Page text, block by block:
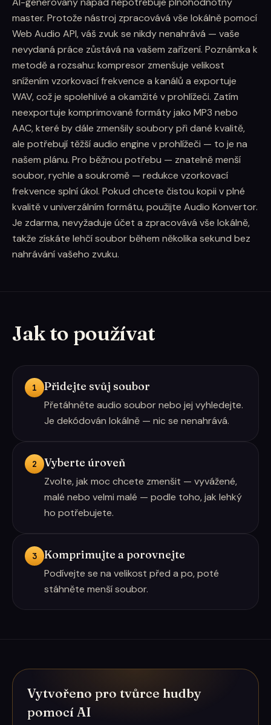
master. Protože nástroj zpracovává vše lokálně pomocí
Web Audio API, váš zvuk se nikdy nenahrává — vaše
nevydaná práce zůstává na vašem zařízení. Poznámka k
metodě a rozsahu: kompresor zmenšuje velikost
snížením vzorkovací frekvence a kanálů a exportuje
WAV, což je spolehlivé a okamžité v prohlížeči. Zatím
neexportuje komprimované formáty jako MP3 nebo
AAC, které by dále zmenšily soubory při dané kvalitě,
ale potřebují těžší audio engine v prohlížeči — to je na
našem plánu. Pro běžnou potřebu — znatelně menší
soubor, rychle a soukromě — redukce vzorkovací
frekvence splní úkol. Pokud chcete čistou kopii v plné
kvalitě v univerzálním formátu, použijte Audio Konvertor.
Je zdarma, nevyžaduje účet a zpracovává vše lokálně,
takže získáte lehčí soubor během několika sekund bez
nahrávání vašeho zvuku.
Jak to používat
1 Přidejte svůj soubor
Přetáhněte audio soubor nebo jej vyhledejte.
Je dekódován lokálně — nic se nenahrává.
2 Vyberte úroveň
Zvolte, jak moc chcete zmenšit — vyvážené,
malé nebo velmi malé — podle toho, jak lehký
ho potřebujete.
3 Komprimujte a porovnejte
Podívejte se na velikost před a po, poté
stáhněte menší soubor.
Vytvořeno pro tvůrce hudby
pomocí AI